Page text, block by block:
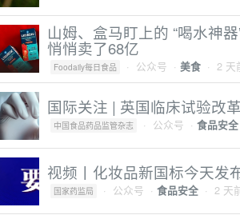
山姆、盒马盯上的 “喝水神
悄悄卖了68亿
Foodaily每日食品 · 公众号 · 美食 · 2
国际关注 | 英国临床试验改
中国食品药品监管杂志 · 公众号 · 食品安全
视频丨化妆品新国标今天发
国家药监局 · 公众号 · 食品安全 · 2 天